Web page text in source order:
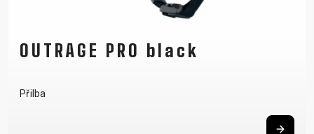
FLOW green
Pánský dres